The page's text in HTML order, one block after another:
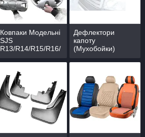
Ковпаки Модельні
SJS
R13/R14/R15/R16/
Дефлектори
капоту
(Мухобойки)